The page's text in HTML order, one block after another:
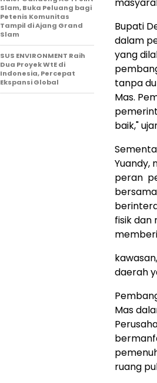
Bupati
dalam
yang
tanpa
Mas.
baik,"
peran
fisik dan
daerah
Mas
ruang
Slam, Buka Peluang bagi
Petenis Komunitas
Tampil di Ajang Grand
Slam
SUS ENVIRONMENT Raih
Dua Proyek WtE di
Indonesia, Percepat
Ekspansi Global